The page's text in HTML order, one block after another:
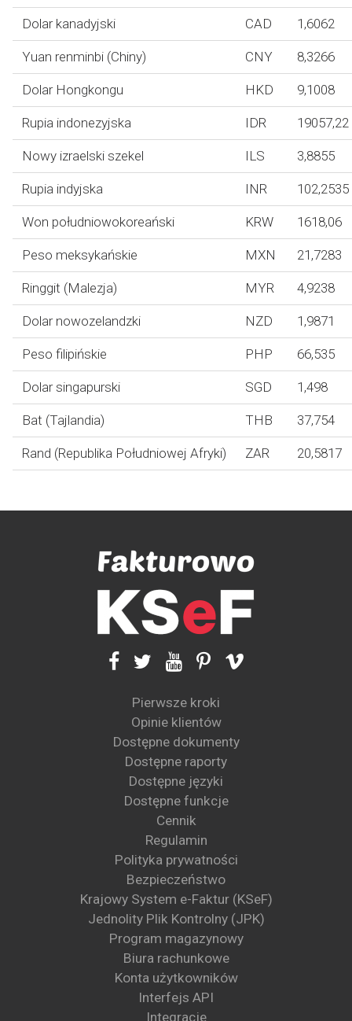
Dolar kanadyjski CAD 1,6062
Yuan renminbi (Chiny) CNY 8,3266
Dolar Hongkongu HKD 9,1008
Rupia indonezyjska IDR 19057,22
Nowy izraelski szekel ILS 3,8855
Rupia indyjska INR 102,2535
Won południowokoreański KRW 1618,06
Peso meksykańskie MXN 21,7283
Ringgit (Malezja) MYR 4,9238
Dolar nowozelandzki NZD 1,9871
Peso filipińskie PHP 66,535
Dolar singapurski SGD 1,498
Bat (Tajlandia) THB 37,754
Rand (Republika Południowej Afryki) ZAR 20,5817
Pierwsze kroki
Opinie klientów
Dostępne dokumenty
Dostępne raporty
Dostępne języki
Dostępne funkcje
Cennik
Regulamin
Polityka prywatności
Bezpieczeństwo
Krajowy System e-Faktur (KSeF)
Jednolity Plik Kontrolny (JPK)
Program magazynowy
Biura rachunkowe
Konta użytkowników
Interfejs API
Integracje